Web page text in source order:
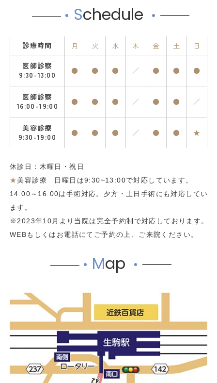
Schedule
診療時間 月 火 水 木 金 土 日
医師診察
9:30-13:00
● ● ● ／ ● ● ●
医師診察
16:00-19:00
● ● ● ／ ● ● ／
美容診療
9:30-19:00
● ● ● ／ ● ● ★
休診日：木曜日・祝日
★美容診療 日曜日は9:30~13:00で対応しています。
14:00～16:00は手術対応。夕方・土日手術にも対応してい
ます。
※2023年10月より当院は完全予約制で対応しております。
WEBもしくはお電話にてご予約の上、ご来院ください。
Map